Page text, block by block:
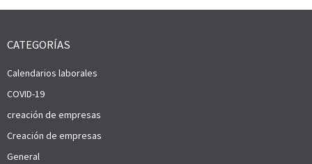
CATEGORÍAS
Calendarios laborales
COVID-19
creación de empresas
Creación de empresas
General